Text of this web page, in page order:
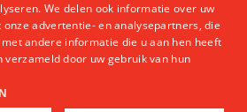
des Deux Eglises, 1000 Brüssel |
BE 0402.989.270 | RPR Brüssel
und
ENGLISH
FRENCH
We delen ook informatie over uw
advertentie- en analysepartners, die
andere informatie die u aan hen heeft
door uw gebruik van hun